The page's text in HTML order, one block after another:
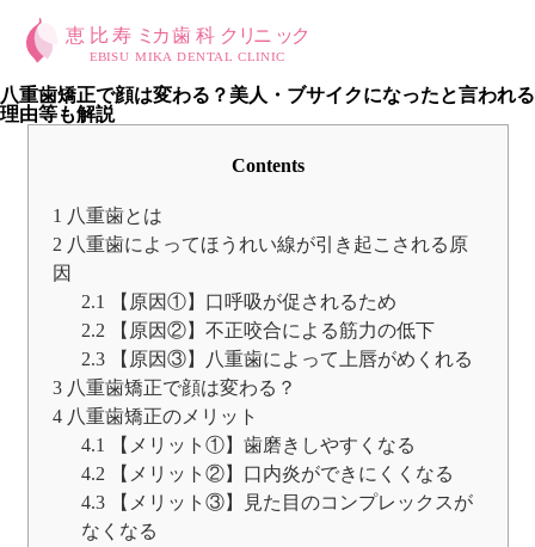
八重歯矯正で顔は変わる？美人・ブサイクになったと言われる
理由等も解説
Contents
1 八重歯とは
2 八重歯によってほうれい線が引き起こされる原
因
2.1
【原因①】口呼吸が促されるため
2.2 【原因②】不正咬合による筋力の低下
2.3【原因③】八重歯によって上唇がめくれる
3八重歯矯正で顔は変わる？
4八重歯矯正のメリット
4.1
【メリット①】歯磨きしやすくなる
4.2 【メリット②】口内炎ができにくくなる
4.3【メリット③】見た目のコンプレックスが
なくなる